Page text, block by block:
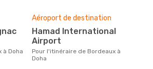
à Doha
Aéroport de destination
Hamad International
Airport
Pour l'itinéraire de Bordeaux à
Doha